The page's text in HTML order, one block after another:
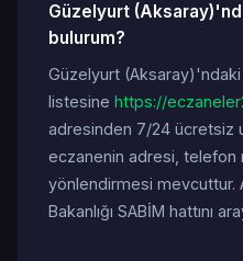
Güzelyurt
bulurum?
Güzelyurt
listesine https://
adresinden 7/24 ücretsiz
eczanenin adresi, telefon
yönlendirmesi mevcuttur.
Bakanlığı SABİM hattını